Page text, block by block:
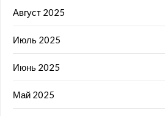
Август 2025
Июль 2025
Июнь 2025
Май 2025